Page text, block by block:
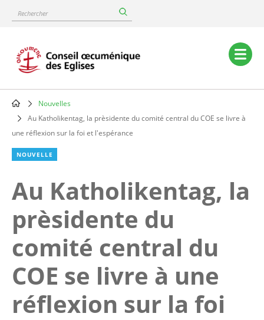
content
Rechercher
Main
navigation
Breadcrumb
Nouvelles
Au Katholikentag, la prèsidente du comité central du COE se livre à
une réflexion sur la foi et l'espérance
NOUVELLE
Au Katholikentag, la
prèsidente du
comité central du
COE se livre à une
réflexion sur la foi